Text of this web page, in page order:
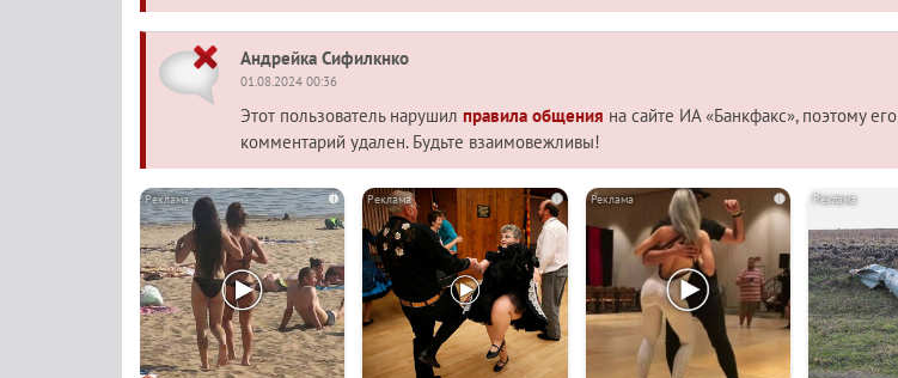
Андрейка Сифилкнко
01.08.2024 00:36
Этот пользователь нарушил правила общения на сайте ИА «Банкфакс», поэтому его
комментарий удален. Будьте взаимовежливы!
i i i